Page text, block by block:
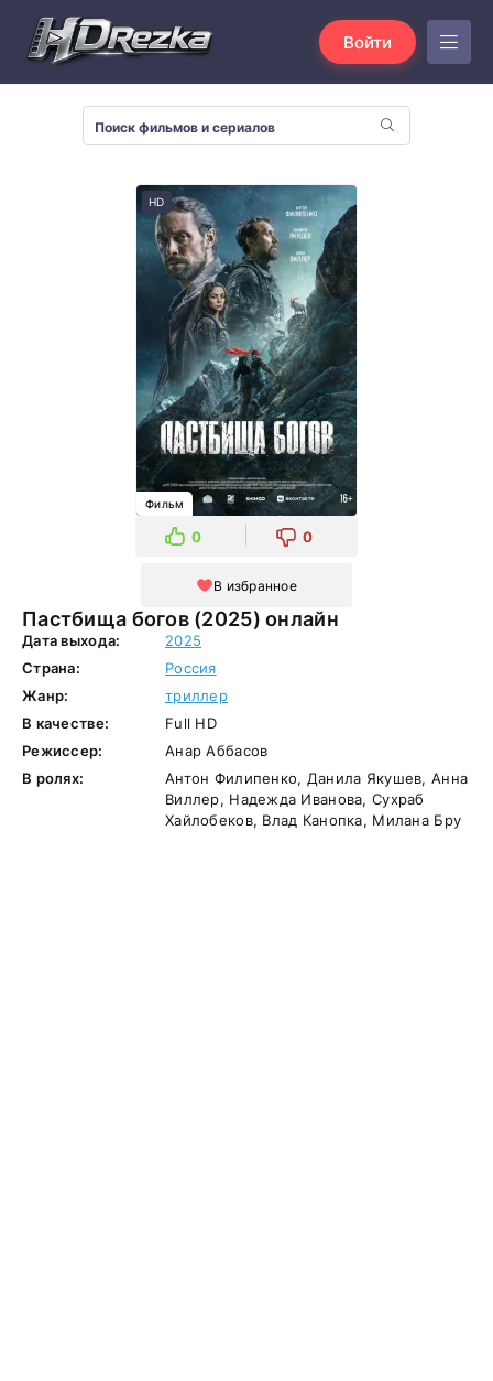
Войти
Пастбища богов (2025) онлайн
HD
Фильм
0 0
В избранное
Дата выхода:
2025
Страна:
Россия
Жанр:
триллер
В качестве:
Full HD
Режиссер:
Анар Аббасов
В ролях:
Антон Филипенко, Данила Якушев, Анна
Виллер, Надежда Иванова, Сухраб
Хайлобеков, Влад Канопка, Милана Бру